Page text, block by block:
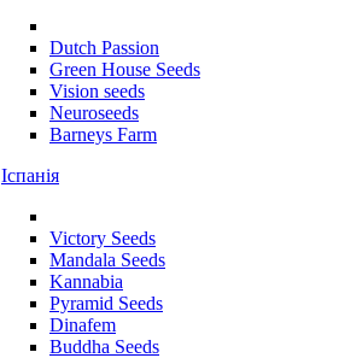
Dutch Passion
Green House Seeds
Vision seeds
Neuroseeds
Barneys Farm
Іспанія
Victory Seeds
Mandala Seeds
Kannabia
Pyramid Seeds
Dinafem
Buddha Seeds